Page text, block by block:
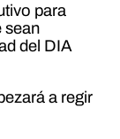
para
sean
del DIA
a regir